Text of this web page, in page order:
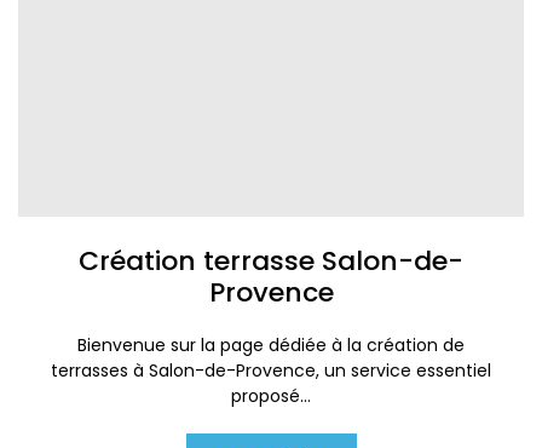
Création terrasse Salon-de-
Provence
Bienvenue sur la page dédiée à la création de
terrasses à Salon-de-Provence, un service essentiel
proposé...